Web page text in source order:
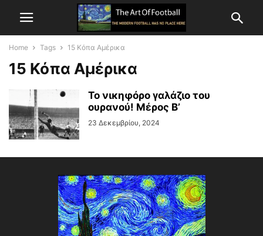
Home Tags 15 Κόπα Αμέρικα
15 Κόπα Αμέρικα
Το νικηφόρο γαλάζιο του
ουρανού! Μέρος Β’
23 Δεκεμβρίου, 2024